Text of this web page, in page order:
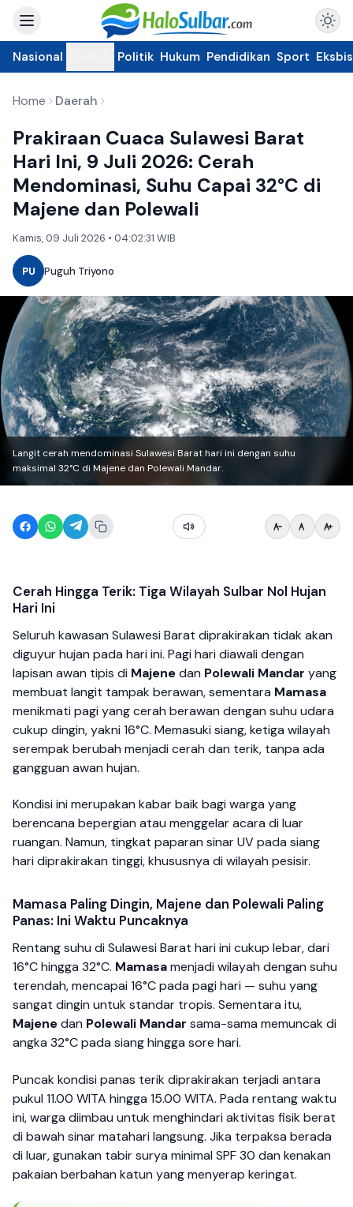
Nasional Politik Hukum Pendidikan Sport Eksbis
Home Daerah
Prakiraan Cuaca Sulawesi Barat
Hari Ini, 9 Juli 2026: Cerah
Mendominasi, Suhu Capai 32°C di
Majene dan Polewali
Kamis, 09 Juli 2026 • 04:02:31 WIB
PU Puguh Triyono
Langit cerah mendominasi Sulawesi Barat hari ini dengan suhu
maksimal 32°C di Majene dan Polewali Mandar.
Cerah Hingga Terik: Tiga Wilayah Sulbar Nol Hujan
Hari Ini
Seluruh kawasan Sulawesi Barat diprakirakan tidak akan
diguyur hujan pada hari ini. Pagi hari diawali dengan
lapisan awan tipis di Majenedan Polewali Mandar yang
membuat langit tampak berawan, sementara Mamasa
menikmati pagi yang cerah berawan dengan suhu udara
cukup dingin, yakni 16°C. Memasuki siang, ketiga wilayah
serempak berubah menjadi cerah dan terik, tanpa ada
gangguan awan hujan.
Kondisi ini merupakan kabar baik bagi warga yang
berencana bepergian atau menggelar acara di luar
ruangan. Namun, tingkat paparan sinar UV pada siang
hari diprakirakan tinggi, khususnya di wilayah pesisir.
Mamasa Paling Dingin, Majene dan Polewali Paling
Panas: Ini Waktu Puncaknya
Rentang suhu di Sulawesi Barat hari ini cukup lebar, dari
16°C hingga 32°C. Mamasamenjadi wilayah dengan suhu
terendah, mencapai 16°C pada pagi hari — suhu yang
sangat dingin untuk standar tropis. Sementara itu,
Majenedan Polewali Mandar sama-sama memuncak di
angka 32°C pada siang hingga sore hari.
Puncak kondisi panas terik diprakirakan terjadi antara
pukul 11.00 WITA hingga 15.00 WITA. Pada rentang waktu
ini, warga diimbau untuk menghindari aktivitas fisik berat
di bawah sinar matahari langsung. Jika terpaksa berada
di luar, gunakan tabir surya minimal SPF 30 dan kenakan
pakaian berbahan katun yang menyerap keringat.